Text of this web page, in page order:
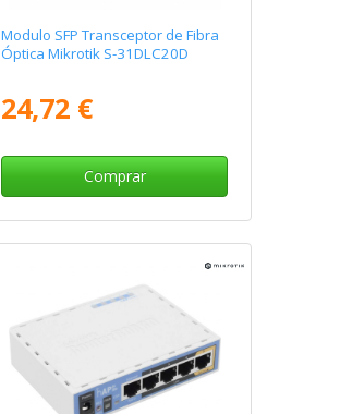
Modulo SFP Transceptor de Fibra
Óptica Mikrotik S-31DLC20D
24,72 €
Comprar